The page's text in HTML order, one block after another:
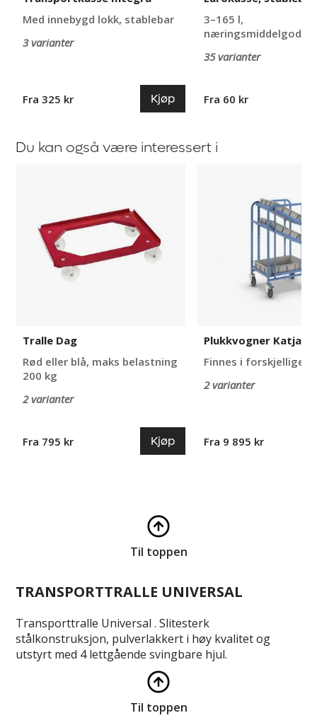
Med innebygd lokk, stablebar
3 varianter
Fra 325 kr Kjøp
3–165 l,
35 varianter
Fra 60 kr
Du kan også være interessert i
Tralle Dag
Rød eller blå, maks belastning
200 kg
2 varianter
Fra 795 kr Kjøp
Plukkvogner Katja
Finnes i forskjellige
2 varianter
Fra 9 895 kr
Til toppen
TRANSPORTTRALLE UNIVERSAL
Transporttralle Universal . Slitesterk
stålkonstruksjon, pulverlakkert i høy kvalitet og
utstyrt med 4 lettgående svingbare hjul.
Til toppen